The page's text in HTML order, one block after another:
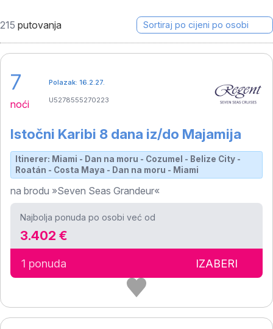
215 putovanja
7
noći
Istočni Karibi 8 dana iz/do Majamija
Itinerer: Miami - Dan na moru - Cozumel - Belize City -
Roatán - Costa Maya - Dan na moru - Miami
na brodu »Seven Seas Grandeur«
Polazak: 16.2.27.
U5278555270223
Najbolja ponuda po osobi već od
3.402 €
1 ponuda IZABERI